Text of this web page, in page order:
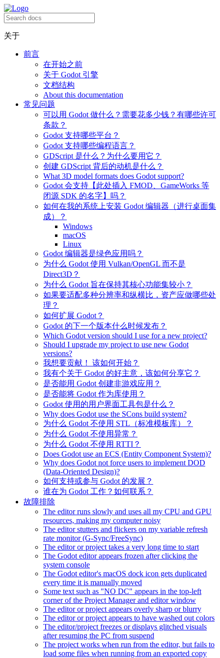
关于
前言
在开始之前
关于 Godot 引擎
文档结构
About this documentation
常见问题
可以用 Godot 做什么？需要花多少钱？有哪些许可
条款？
Godot 支持哪些平台？
Godot 支持哪些编程语言？
GDScript 是什么？为什么要用它？
创建 GDScript 背后的动机是什么？
What 3D model formats does Godot support?
Godot 会支持【此处插入 FMOD、GameWorks 等
闭源 SDK 的名字】吗？
如何在我的系统上安装 Godot 编辑器（进行桌面集
成）？
Windows
macOS
Linux
Godot 编辑器是绿色应用吗？
为什么 Godot 使用 Vulkan/OpenGL 而不是
Direct3D？
为什么 Godot 旨在保持其核心功能集较小？
如果要适配多种分辨率和纵横比，资产应做哪些处
理？
如何扩展 Godot？
Godot 的下一个版本什么时候发布？
Which Godot version should I use for a new project?
Should I upgrade my project to use new Godot
versions?
我想要贡献！ 该如何开始？
我有个关于 Godot 的好主意，该如何分享它？
是否能用 Godot 创建非游戏应用？
是否能将 Godot 作为库使用？
Godot 使用的用户界面工具包是什么？
Why does Godot use the SCons build system?
为什么 Godot 不使用 STL（标准模板库）？
为什么 Godot 不使用异常？
为什么 Godot 不使用 RTTI？
Does Godot use an ECS (Entity Component System)?
Why does Godot not force users to implement DOD
(Data-Oriented Design)?
如何支持或参与 Godot 的发展？
谁在为 Godot 工作？如何联系？
故障排除
The editor runs slowly and uses all my CPU and GPU
resources, making my computer noisy
The editor stutters and flickers on my variable refresh
rate monitor (G-Sync/FreeSync)
The editor or project takes a very long time to start
The Godot editor appears frozen after clicking the
system console
The Godot editor's macOS dock icon gets duplicated
every time it is manually moved
Some text such as "NO DC" appears in the top-left
corner of the Project Manager and editor window
The editor or project appears overly sharp or blurry
The editor or project appears to have washed out colors
The editor/project freezes or displays glitched visuals
after resuming the PC from suspend
The project works when run from the editor, but fails to
load some files when running from an exported copy